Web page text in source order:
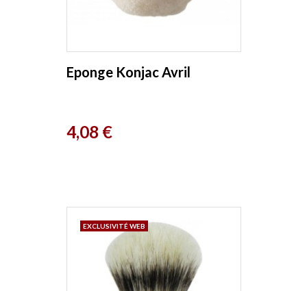
Eponge Konjac Avril
Prix
4,08 €
EXCLUSIVITÉ WEB